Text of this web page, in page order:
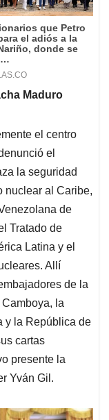
Maduro
el centro
el
la seguridad
nuclear al Caribe,
de
Tratado de
Latina y el
Allí
de la
la
y la República de
cartas
presente la
Yván Gil.